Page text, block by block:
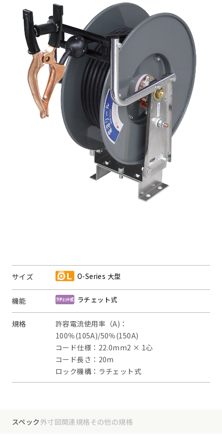
サイズ O-Series 大型
機能 ラチェット式
規格
許容電流使用率（A)：
100％(105A)/50％(150A)
コード仕様：22.0mm2 × 1心
コード長さ：20m
ロック機構：ラチェット式
スペック外寸図関連規格その他の規格